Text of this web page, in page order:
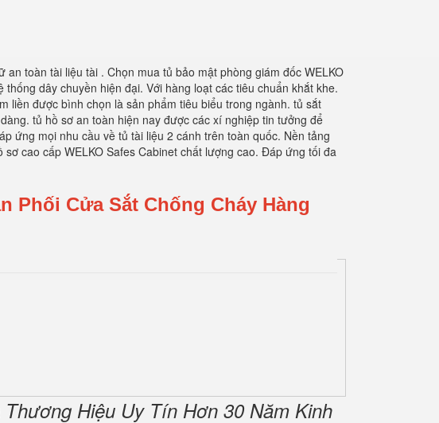
toàn tài liệu tài . Chọn mua tủ bảo mật phòng giám đốc WELKO
dây chuyền hiện đại. Với hàng loạt các tiêu chuẩn khắt khe.
liền được bình chọn là sản phẩm tiêu biểu trong ngành. tủ sắt
tủ hồ sơ an toàn hiện nay được các xí nghiệp tin tưởng để
ứng mọi nhu cầu về tủ tài liệu 2 cánh trên toàn quốc. Nền tảng
cao cấp WELKO Safes Cabinet chất lượng cao. Đáp ứng tối đa
Phối Cửa Sắt Chống Cháy Hàng
Hiệu Uy Tín Hơn 30 Năm Kinh